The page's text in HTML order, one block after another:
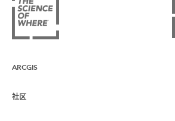
ARCGIS
ArcGIS 概览
社区